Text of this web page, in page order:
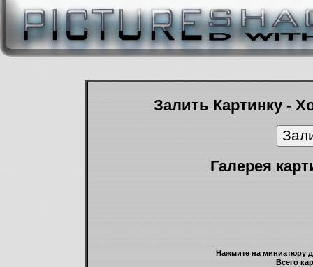
Залить Картинку -
Галерея
Нажмите на миниатюру
Всего